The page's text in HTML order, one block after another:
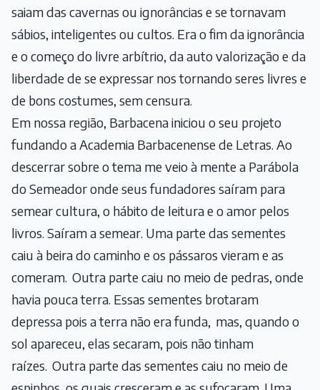
saiam das cavernas ou ignorâncias e se tornavam
sábios, inteligentes ou cultos. Era o fim da ignorância
e o começo do livre arbítrio, da auto valorização e da
liberdade de se expressar nos tornando seres livres e
de bons costumes, sem censura.
Em nossa região, Barbacena iniciou o seu projeto
fundando a Academia Barbacenense de Letras. Ao
descerrar sobre o tema me veio à mente a Parábola
do Semeador onde seus fundadores saíram para
semear cultura, o hábito de leitura e o amor pelos
livros. Saíram a semear. Uma parte das sementes
caiu à beira do caminho e os pássaros vieram e as
comeram. Outra parte caiu no meio de pedras, onde
havia pouca terra. Essas sementes brotaram
depressa pois a terra não era funda, mas, quando o
sol apareceu, elas secaram, pois não tinham
raízes. Outra parte das sementes caiu no meio de